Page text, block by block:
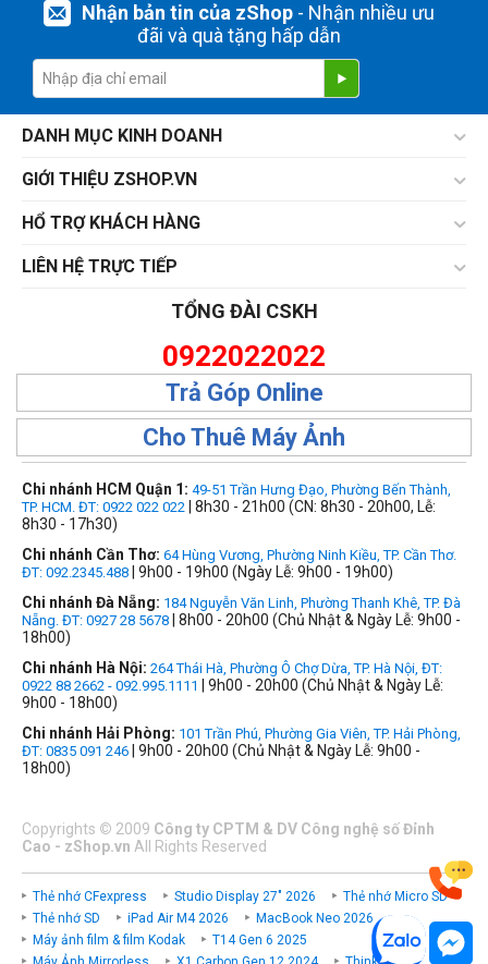
Nhận bản tin của zShop- Nhận nhiều ưu
đãi và quà tặng hấp dẫn
DANH MỤC KINH DOANH
GIỚI THIỆU ZSHOP.VN
HỔ TRỢ KHÁCH HÀNG
LIÊN HỆ TRỰC TIẾP
TỔNG ĐÀI CSKH
0922022022
Trả Góp Online
Cho Thuê Máy Ảnh
Chi nhánh HCM Quận 1: 49-51 Trần Hưng Đạo, Phường Bến Thành,
TP. HCM. ĐT: 0922 022 022 | 8h30 - 21h00 (CN: 8h30 - 20h00, Lễ:
8h30 - 17h30)
Chi nhánh Cần Thơ: 64 Hùng Vương, Phường Ninh Kiều, TP. Cần Thơ.
ĐT: 092.2345.488 | 9h00 - 19h00 (Ngày Lễ: 9h00 - 19h00)
Chi nhánh Đà Nẵng: 184 Nguyễn Văn Linh, Phường Thanh Khê, TP. Đà
Nẵng. ĐT: 0927 28 5678 | 8h00 - 20h00 (Chủ Nhật & Ngày Lễ: 9h00 -
18h00)
Chi nhánh Hà Nội: 264 Thái Hà, Phường Ô Chợ Dừa, TP. Hà Nội, ĐT:
0922 88 2662 - 092.995.1111
| 9h00 - 20h00 (Chủ Nhật & Ngày Lễ:
9h00 - 18h00)
Chi nhánh Hải Phòng: 101 Trần Phú, Phường Gia Viên, TP. Hải Phòng,
ĐT: 0835 091 246 | 9h00 - 20h00 (Chủ Nhật & Ngày Lễ: 9h00 -
18h00)
Copyrights © 2009 Công ty CPTM & DV Công nghệ số Đỉnh
Cao - zShop.vn All Rights Reserved
Thẻ nhớ CFexpress Studio Display 27" 2026
Thẻ nhớ Micro SD
Thẻ nhớ SD
iPad Air M4 2026
MacBook Neo 2026
Máy ảnh film & film Kodak
T14 Gen 6 2025